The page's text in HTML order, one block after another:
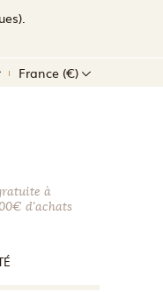
France (€)
à
d'achats